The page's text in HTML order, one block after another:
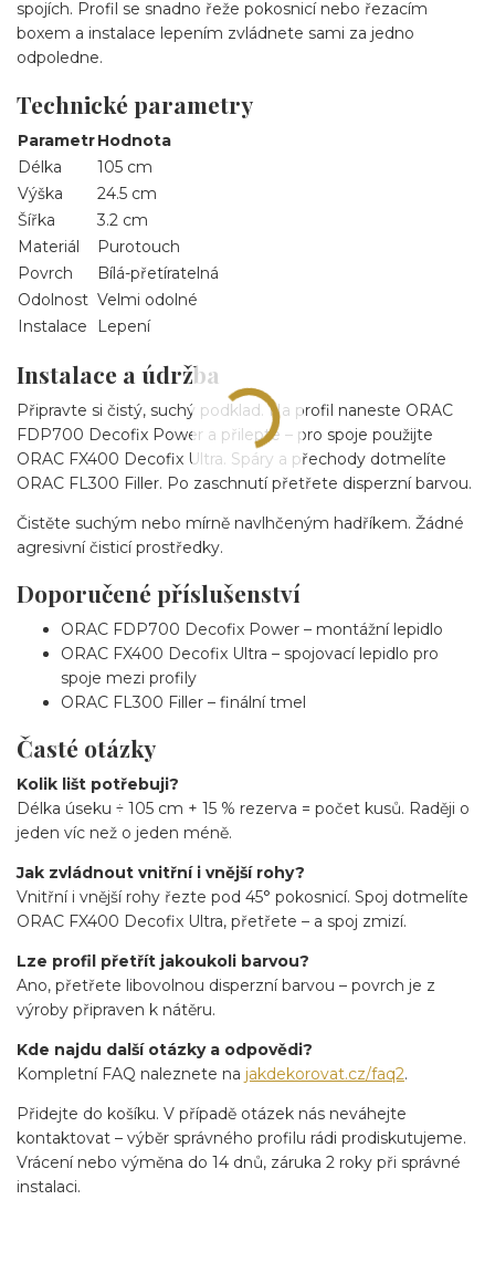
spojích. Profil se snadno řeže pokosnicí nebo řezacím
boxem a instalace lepením zvládnete sami za jedno
odpoledne.
Technické parametry
ParametrHodnota
Délka
105 cm
Výška
24.5 cm
Šířka
3.2 cm
Materiál
Purotouch
Povrch
Bílá-přetíratelná
Odolnost Velmi odolné
Instalace
Lepení
Instalace a údržba
Připravte si čistý, suchý podklad. Na profil naneste ORAC
FDP700 Decofix Power a přilepte – pro spoje použijte
ORAC FX400 Decofix Ultra. Spáry a přechody dotmelíte
ORAC FL300 Filler. Po zaschnutí přetřete disperzní barvou.
Čistěte suchým nebo mírně navlhčeným hadříkem. Žádné
agresivní čisticí prostředky.
Doporučené příslušenství
ORAC FDP700 Decofix Power – montážní lepidlo
ORAC FX400 Decofix Ultra – spojovací lepidlo pro
spoje mezi profily
ORAC FL300 Filler – finální tmel
Časté otázky
Kolik lišt potřebuji?
Délka úseku ÷ 105 cm + 15 % rezerva = počet kusů. Raději o
jeden víc než o jeden méně.
Jak zvládnout vnitřní i vnější rohy?
Vnitřní i vnější rohy řezte pod 45° pokosnicí. Spoj dotmelíte
ORAC FX400 Decofix Ultra, přetřete – a spoj zmizí.
Lze profil přetřít jakoukoli barvou?
Ano, přetřete libovolnou disperzní barvou – povrch je z
výroby připraven k nátěru.
Kde najdu další otázky a odpovědi?
Kompletní FAQ naleznete na jakdekorovat.cz/faq2.
Přidejte do košíku. V případě otázek nás neváhejte
kontaktovat – výběr správného profilu rádi prodiskutujeme.
Vrácení nebo výměna do 14 dnů, záruka 2 roky při správné
instalaci.